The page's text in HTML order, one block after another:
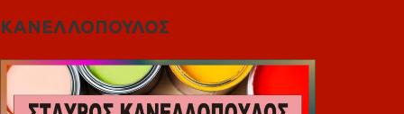
ΚΑΝΕΛΛΟΠΟΥΛΟΣ